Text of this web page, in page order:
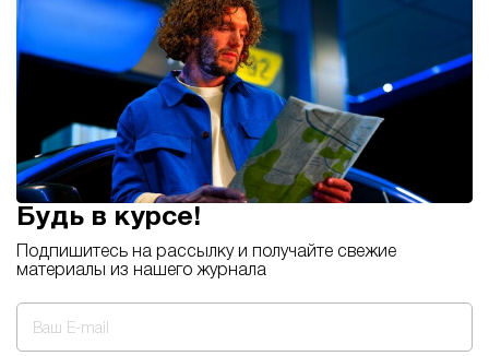
Будь в курсе!
Подпишитесь на рассылку и получайте свежие
материалы из нашего журнала
Ваш E-mail